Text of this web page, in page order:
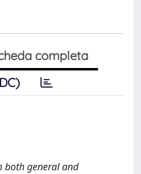
completa
both general and